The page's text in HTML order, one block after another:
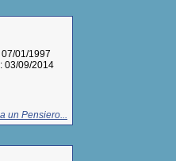
07/01/1997
: 03/09/2014
un Pensiero...